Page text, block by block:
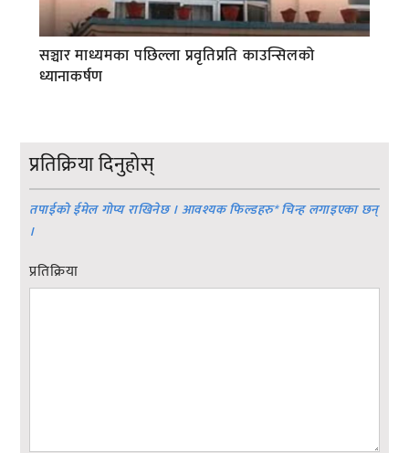
सञ्चार माध्यमका पछिल्ला प्रवृतिप्रति काउन्सिलको
ध्यानाकर्षण
प्रतिक्रिया दिनुहोस्
तपाईको ईमेल गोप्य राखिनेछ । आवश्यक फिल्डहरु*चिन्ह लगाइएका छन्
।
प्रतिक्रिया